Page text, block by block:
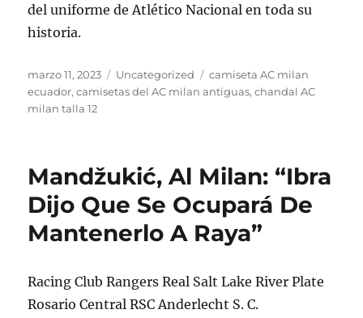
del uniforme de Atlético Nacional en toda su
historia.
Publicado
el
marzo 11, 2023 Categorías
Uncategorized Etiquetas
camiseta AC milan
ecuador,camisetas del AC milan antiguas,chandal AC
milan talla 12
Mandžukić, Al Milan: “Ibra
Dijo Que Se Ocupará De
Mantenerlo A Raya”
Racing Club Rangers Real Salt Lake River Plate
Rosario Central RSC Anderlecht S. C.